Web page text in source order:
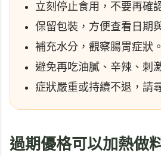
立刻停止食用，不要再確
保留包裝，方便查看日期
補充水分，觀察腸胃症狀。
避免再吃油膩、辛辣、刺
症狀嚴重或持續不退，請
過期優格可以加熱做